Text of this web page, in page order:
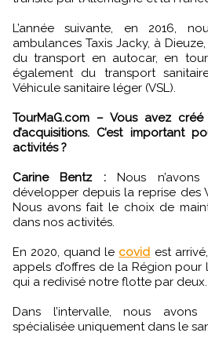
L’année suivante, en 2016,
ambulances Taxis Jacky, à
du transport en autocar, en
également du transport
Véhicule sanitaire léger (VSL).
TourMaG.com – Vous avez
d’acquisitions. C’est important
activités ?
Carine Bentz :Nous
développer depuis la reprise des
Nous avons fait le choix de
dans nos activités.
En 2020, quand le covid est
appels d’offres de la Région
qui a redivisé notre flotte par deux.
Dans l’intervalle, nous
spécialisée uniquement dans le